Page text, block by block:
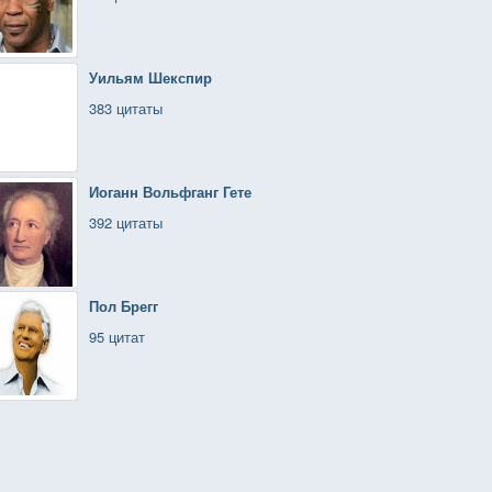
Уильям Шекспир
383 цитаты
Иоганн Вольфганг Гете
392 цитаты
Пол Брегг
95 цитат